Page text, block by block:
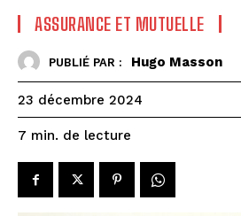
ASSURANCE ET MUTUELLE
PUBLIÉ PAR : Hugo Masson
23 décembre 2024
7 min. de lecture